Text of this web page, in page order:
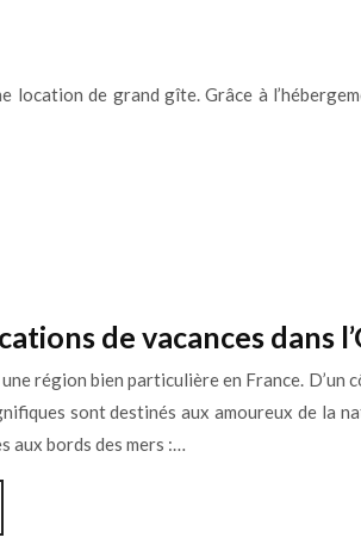
location de grand gîte. Grâce à
de vacances dans
région bien particulière en France. D’un
sont destinés aux amoureux de la
aux bords des mers :…